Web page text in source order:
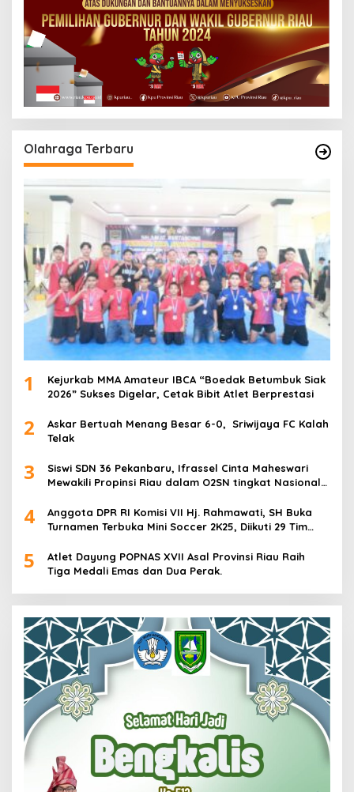
Olahraga Terbaru
1
Kejurkab MMA Amateur IBCA “Boedak Betumbuk Siak
2026” Sukses Digelar, Cetak Bibit Atlet Berprestasi
2
Askar Bertuah Menang Besar 6-0, Sriwijaya FC Kalah
Telak
3
Siswi SDN 36 Pekanbaru, Ifrassel Cinta Maheswari
Mewakili Propinsi Riau dalam O2SN tingkat Nasional
4
Anggota DPR RI Komisi VII Hj. Rahmawati, SH Buka
Turnamen Terbuka Mini Soccer 2K25, Diikuti 29 Tim
5
Atlet Dayung POPNAS XVII Asal Provinsi Riau Raih
Tiga Medali Emas dan Dua Perak.